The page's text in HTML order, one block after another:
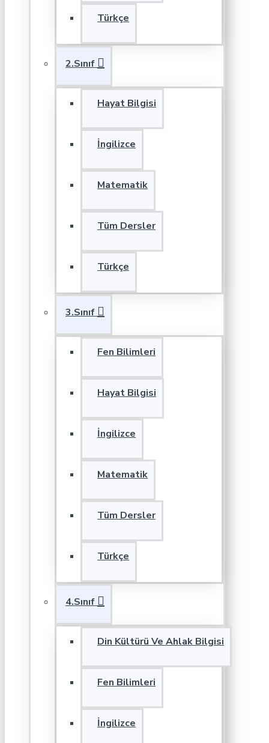
Türkçe
2.Sınıf
Hayat Bilgisi
İngilizce
Matematik
Tüm Dersler
Türkçe
3.Sınıf
Fen Bilimleri
Hayat Bilgisi
İngilizce
Matematik
Tüm Dersler
Türkçe
4.Sınıf
Din Kültürü Ve Ahlak Bilgisi
Fen Bilimleri
İngilizce